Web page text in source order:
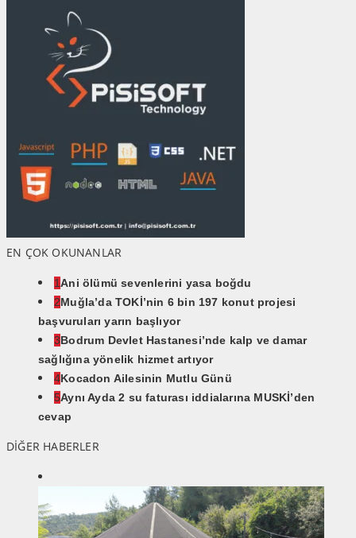
EN ÇOK OKUNANLAR
1Ani ölümü sevenlerini yasa boğdu
2Muğla’da TOKİ’nin 6 bin 197 konut projesi
başvuruları yarın başlıyor
3Bodrum Devlet Hastanesi’nde kalp ve damar
sağlığına yönelik hizmet artıyor
4Kocadon Ailesinin Mutlu Günü
5Aynı Ayda 2 su faturası iddialarına MUSKİ’den
cevap
DİĞER HABERLER